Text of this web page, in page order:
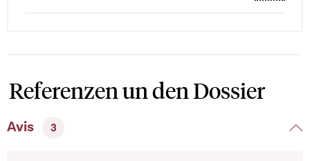
Referenzen un den Dossier
Avis 3